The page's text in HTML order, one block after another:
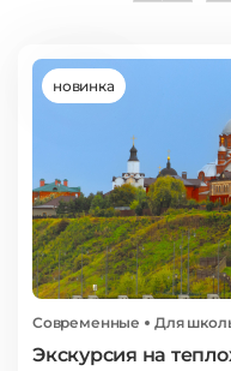
новинка
Современные Для
Экскурсия на